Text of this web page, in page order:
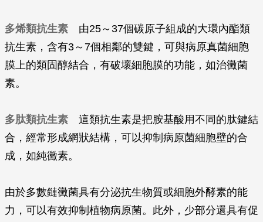
多烯類抗生素 由25～37個碳原子組成的大環內酯類
抗生素，含有3～7個相鄰的雙鍵，可與病原真菌細胞
膜上的類固醇結合，有破壞細胞膜的功能，如治黴菌
素。
多肽類抗生素 這類抗生素是把胺基酸用不同的肽鍵結
合，經常形成網狀結構，可以抑制病原菌細胞壁的合
成，如純黴素。
由於多數鏈黴菌具有分泌抗生物質或細胞外酵素的能
力，可以有效抑制植物病原菌。此外，少部分還具有促